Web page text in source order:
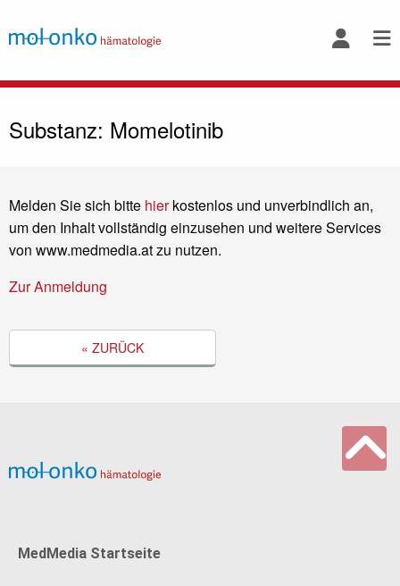
Substanz: Momelotinib
Melden Sie sich bitte hierkostenlos und unverbindlich an,
um den Inhalt vollständig einzusehen und weitere Services
von www.medmedia.at zu nutzen.
Zur Anmeldung
« ZURÜCK
MedMedia Startseite